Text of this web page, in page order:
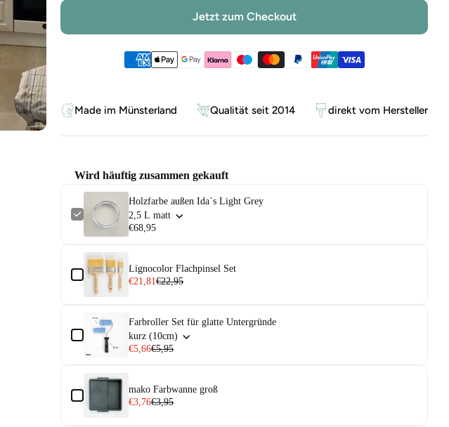
Jetzt zum Checkout
Zahlungsmethoden
Made im Münsterland Qualität seit 2014 direkt vom Hersteller
Wird häuftig zusammen gekauft
Holzfarbe außen Ida´s Light Grey
2,5 L matt
€68,95
Lignocolor Flachpinsel Set
€21,81€22,95
Farbroller Set für glatte Untergründe
kurz (10cm)
€5,66€5,95
mako Farbwanne groß
€3,76€3,95